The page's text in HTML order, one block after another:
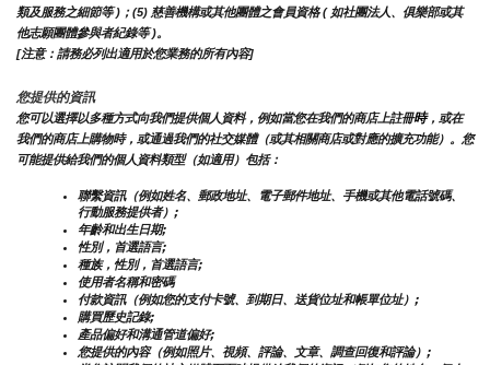
類及服務之細節等 )；(5) 慈善機構或其他團體之會員資格 ( 如社團法人、俱樂部或其
他志願團體參與者紀錄等 )。
[注意：請務必列出適用於您業務的所有內容]
您提供的資訊
您可以選擇以多種方式向我們提供個人資料，例如當您在我們的商店上註冊時，或在
我們的商店上購物時，或通過我們的社交媒體（或其相關商店或對應的擴充功能）。您
可能提供給我們的個人資料類型（如適用）包括：
聯繫資訊（例如姓名、郵政地址、電子郵件地址、手機或其他電話號碼、
行動服務提供者）;
年齡和出生日期;
性別，首選語言;
種族，性別，首選語言;
使用者名稱和密碼
付款資訊（例如您的支付卡號、到期日、送貨位址和帳單位址）;
購買歷史記錄;
產品偏好和溝通管道偏好;
您提供的內容（例如照片、視頻、評論、文章、調查回復和評論）;